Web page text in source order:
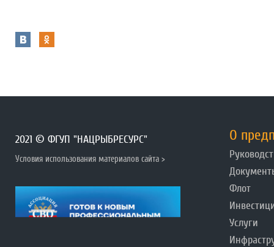
2021 © ФГУП "НАЦРЫБРЕСУРС"
Условия использования материалов сайта >
О
Флот
Услуги